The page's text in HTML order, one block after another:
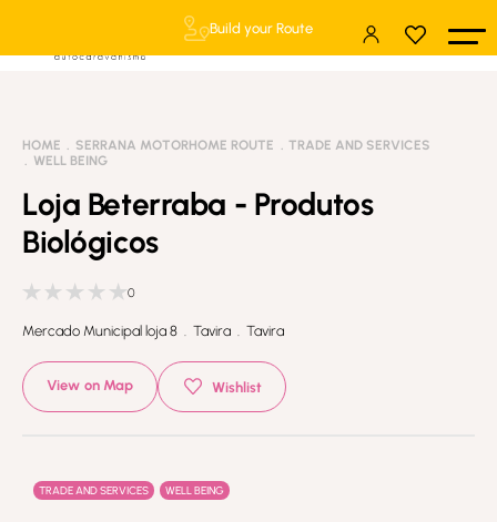
Build your Route
HOME SERRANA MOTORHOME ROUTE
TRADE AND SERVICES
WELL BEING
Loja Beterraba - Produtos
Biológicos
0
Mercado Municipal loja 8 . Tavira . Tavira
View on Map Wishlist
TRADE AND SERVICES WELL BEING